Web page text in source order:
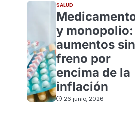
SALUD
y monopolio:
aumentos sin
freno por
encima de la
inflación
26 junio, 2026